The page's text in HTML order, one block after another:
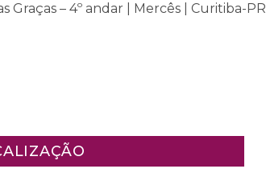
Graças – 4º andar | Mercês | Curitiba-PR